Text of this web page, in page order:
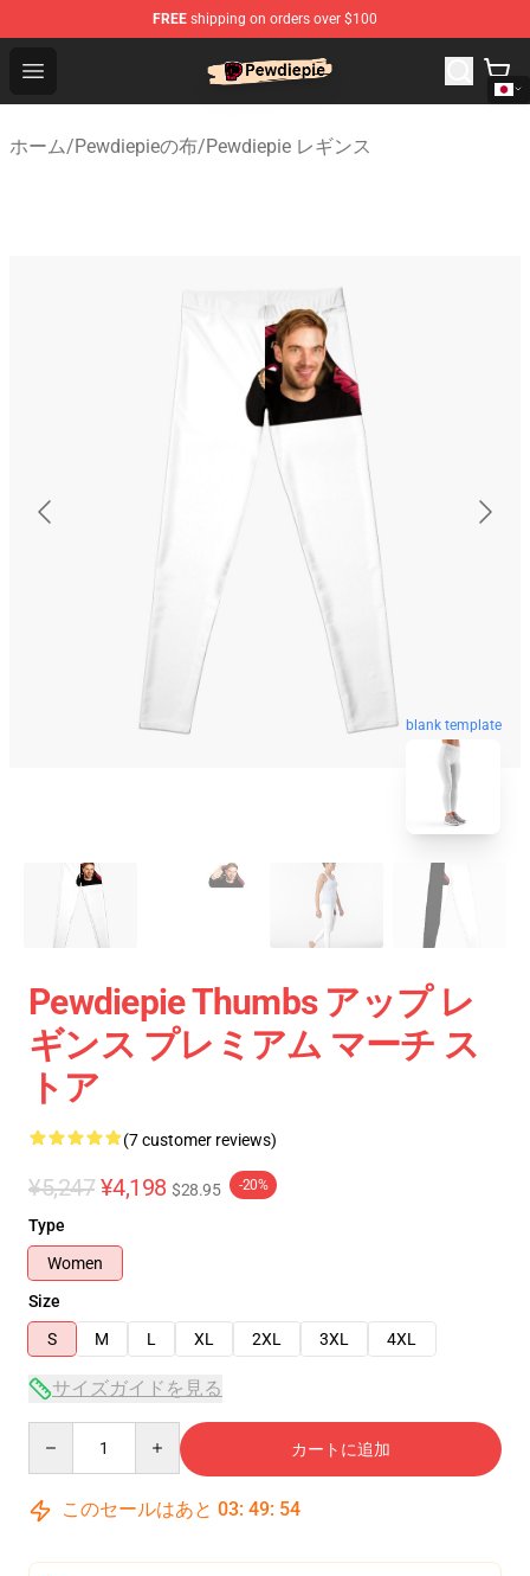
FREE shipping on orders over $100
Open menu
PewDiePie Store - Official PewDiePie Merchandise Shop
ホーム/Pewdiepieの布/Pewdiepie レギンス
blank template
Pewdiepie Thumbs アップ レ
ギンス プレミアム マーチ ス
トア
(7 customer reviews)
¥5,247 ¥4,198 $28.95 -20%
Type
Women
Size
S
M L XL 2XL 3XL 4XL
サイズガイドを見る
カートに追加
このセールはあと 03: 49: 54